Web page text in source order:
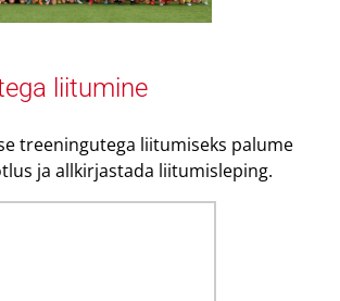
liitumine
treeningutega liitumiseks palume
ja allkirjastada liitumisleping.